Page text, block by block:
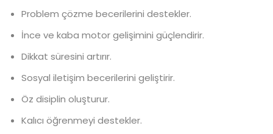
Problem çözme becerilerini destekler.
İnce ve kaba motor gelişimini güçlendirir.
Dikkat süresini artırır.
Sosyal iletişim becerilerini geliştirir.
Öz disiplin oluşturur.
Kalıcı öğrenmeyi destekler.